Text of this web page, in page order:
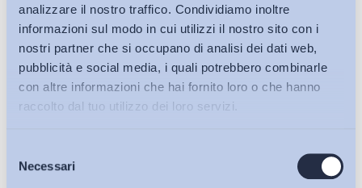
analizzare il nostro traffico. Condividiamo inoltre
informazioni sul modo in cui utilizzi il nostro sito con i
nostri partner che si occupano di analisi dei dati web,
pubblicità e social media, i quali potrebbero combinarle
con altre informazioni che hai fornito loro o che hanno
raccolto dal tuo utilizzo dei loro servizi.
delNecessariBollettini ADAPT
Lavoro mediante piattaforma digitale: uno schema di